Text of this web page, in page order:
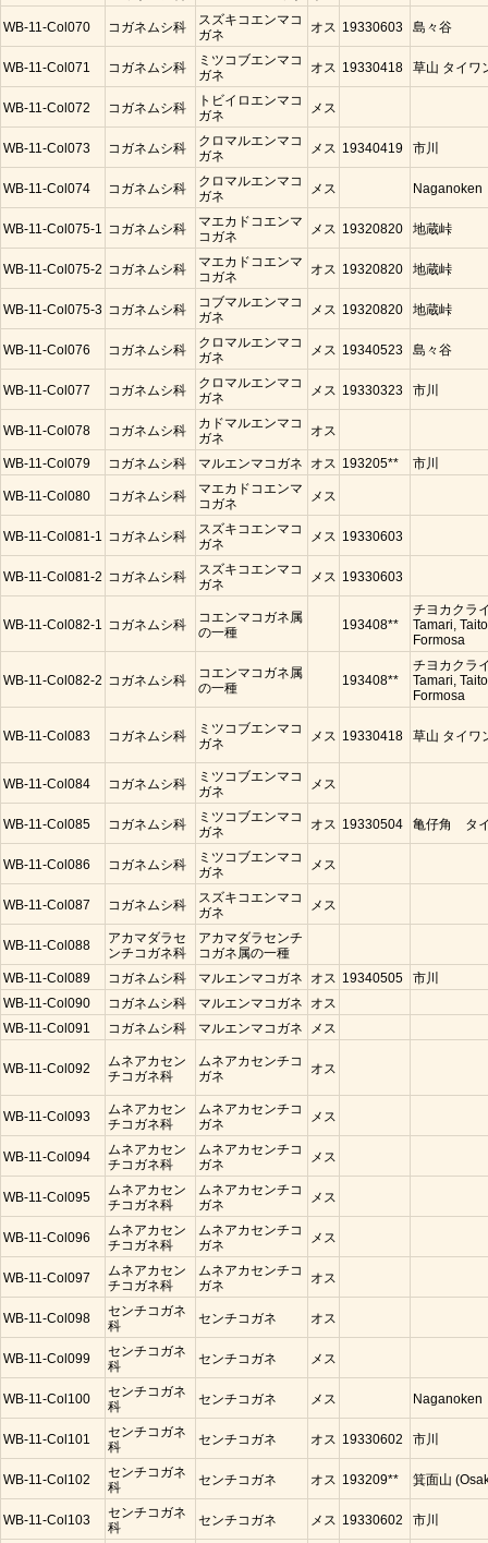
WB-11-Col070 コガネムシ科
スズキコエンマコ
ガネ
オス 19330603 島々谷
WB-11-Col071 コガネムシ科
ミツコブエンマコ
ガネ
オス 19330418 草山 タイワ
WB-11-Col072 コガネムシ科
トビイロエンマコ
ガネ
メス
WB-11-Col073 コガネムシ科
クロマルエンマコ
ガネ
メス 19340419 市川
WB-11-Col074 コガネムシ科
クロマルエンマコ
ガネ
メス Naganoken
WB-11-Col075-1 コガネムシ科
マエカドコエンマ
コガネ
メス 19320820 地蔵峠
WB-11-Col075-2 コガネムシ科
マエカドコエンマ
コガネ
オス 19320820 地蔵峠
WB-11-Col075-3 コガネムシ科
コブマルエンマコ
ガネ
メス 19320820 地蔵峠
WB-11-Col076 コガネムシ科
クロマルエンマコ
ガネ
メス 19340523 島々谷
WB-11-Col077 コガネムシ科
クロマルエンマコ
ガネ
メス 19330323 市川
WB-11-Col078 コガネムシ科
カドマルエンマコ
ガネ
オス
WB-11-Col079 コガネムシ科 マルエンマコガネ オス 193205** 市川
WB-11-Col080 コガネムシ科
マエカドコエンマ
コガネ
メス
WB-11-Col081-1 コガネムシ科
スズキコエンマコ
ガネ
メス 19330603
WB-11-Col081-2 コガネムシ科
スズキコエンマコ
ガネ
メス 19330603
WB-11-Col082-1 コガネムシ科
コエンマコガネ属
の一種
193408**
チヨカクラ
Tamari,
Formosa
WB-11-Col082-2 コガネムシ科
コエンマコガネ属
の一種
193408**
チヨカクラ
Tamari,
Formosa
WB-11-Col083 コガネムシ科
ミツコブエンマコ
ガネ
メス 19330418 草山 タイワ
WB-11-Col084 コガネムシ科
ミツコブエンマコ
ガネ
メス
WB-11-Col085 コガネムシ科
ミツコブエンマコ
ガネ
オス 19330504 亀仔角 タ
WB-11-Col086 コガネムシ科
ミツコブエンマコ
ガネ
メス
WB-11-Col087 コガネムシ科
スズキコエンマコ
ガネ
メス
WB-11-Col088
アカマダラセ
ンチコガネ科
アカマダラセンチ
コガネ属の一種
WB-11-Col089
コガネムシ科 マルエンマコガネ オス 19340505
市川
WB-11-Col090
コガネムシ科 マルエンマコガネ
オス
WB-11-Col091
コガネムシ科 マルエンマコガネ メス
WB-11-Col092
ムネアカセン
チコガネ科
ムネアカセンチコ
ガネ
オス
WB-11-Col093
ムネアカセン
チコガネ科
ムネアカセンチコ
ガネ
メス
WB-11-Col094
ムネアカセン
チコガネ科
ムネアカセンチコ
ガネ
メス
WB-11-Col095
ムネアカセン
チコガネ科
ムネアカセンチコ
ガネ
メス
WB-11-Col096
ムネアカセン
チコガネ科
ムネアカセンチコ
ガネ
メス
WB-11-Col097
ムネアカセン
チコガネ科
ムネアカセンチコ
ガネ
オス
WB-11-Col098
センチコガネ
科
センチコガネ オス
WB-11-Col099
センチコガネ
科
センチコガネ メス
WB-11-Col100
センチコガネ
科
センチコガネ メス Naganoken
WB-11-Col101
センチコガネ
科
センチコガネ オス 19330602 市川
WB-11-Col102
センチコガネ
科
センチコガネ オス 193209** 箕面山
WB-11-Col103
センチコガネ
科
センチコガネ メス 19330602 市川